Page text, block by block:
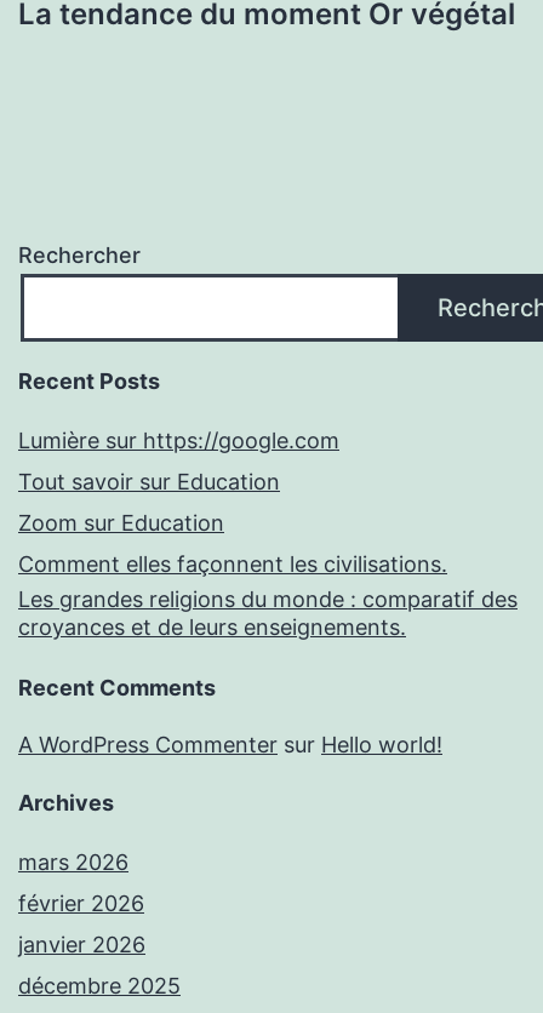
La tendance du moment Or végétal
Rechercher
Recent Posts
Lumière sur https://google.com
Tout savoir sur Education
Zoom sur Education
Comment elles façonnent les civilisations.
Les grandes religions du monde : comparatif des
croyances et de leurs enseignements.
Recent Comments
A WordPress Commenter sur Hello world!
Archives
mars 2026
février 2026
janvier 2026
décembre 2025